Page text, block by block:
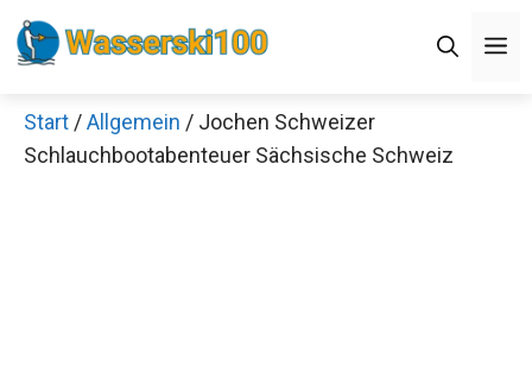
Zum
Inhalt
Start /Allgemein / Jochen Schweizer
Schlauchbootabenteuer Sächsische Schweiz